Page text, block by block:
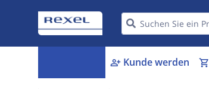
person_add Kunde werden shopping_cart